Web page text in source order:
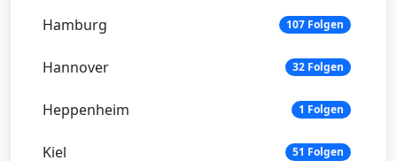
Hamburg 107 Folgen
Hannover 32 Folgen
Heppenheim 1 Folgen
Kiel 51 Folgen